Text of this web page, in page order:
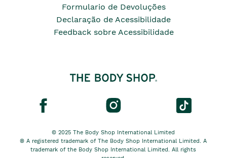
Formulario de Devoluções
Declaração de Acessibilidade
Feedback sobre Acessibilidade
© 2025 The Body Shop International Limited
® A registered trademark of The Body Shop International Limited. A
trademark of the Body Shop International Limited. All rights